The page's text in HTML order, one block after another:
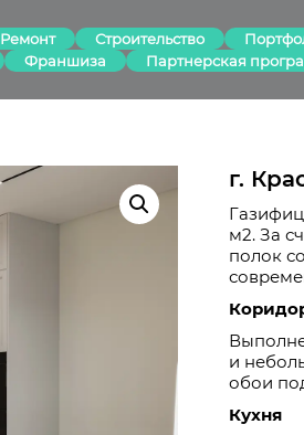
Ремонт Строительство
Франшиза Партнерская
г.
м2. За
полок
и
обои
Кухня